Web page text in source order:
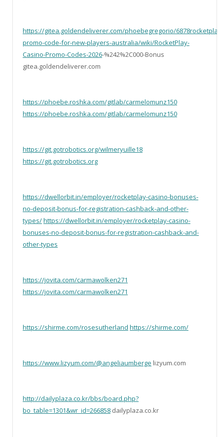
https://gitea.goldendeliverer.com/phoebegregorio/
promo-code-for-new-players-australia/wiki/RocketPlay-
Casino-Promo-Codes-2026-%242%2C000-Bonus
gitea.goldendeliverer.com
https://phoebe.roshka.com/gitlab/carmelomunz150
https://phoebe.roshka.com/gitlab/carmelomunz150
https://git.gotrobotics.org/wilmeryuille18
https://git.gotrobotics.org
https://dwellorbit.in/employer/rocketplay-casino-bonuses-
no-deposit-bonus-for-registration-cashback-and-other-
types/https://dwellorbit.in/employer/rocketplay-casino-
bonuses-no-deposit-bonus-for-registration-cashback-and-
other-types
https://jovita.com/carmawolken271
https://jovita.com/carmawolken271
https://shirme.com/rosesutherland https://shirme.com/
https://www.lizyum.com/@angeliaumberge lizyum.com
http://dailyplaza.co.kr/bbs/board.php?
bo_table=1301&wr_id=266858 dailyplaza.co.kr